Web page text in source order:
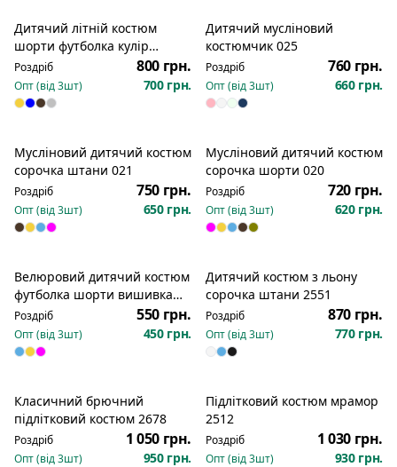
Дитячий літній костюм
шорти футболка кулір
Keeping it cool 022
Роздріб 800 грн.
Опт (від3шт) 700 грн.
Дитячий мусліновий
костюмчик 025
Роздріб 760 грн.
Опт (від3шт) 660 грн.
Мусліновий дитячий костюм
сорочка штани 021
Роздріб 750 грн.
Опт (від3шт) 650 грн.
Мусліновий дитячий костюм
сорочка шорти 020
Роздріб 720 грн.
Опт (від3шт) 620 грн.
Велюровий дитячий костюм
футболка шорти вишивка
0486
Роздріб 550 грн.
Опт (від3шт) 450 грн.
Дитячий костюм з льону
сорочка штани 2551
Роздріб 870 грн.
Опт (від3шт) 770 грн.
Класичний брючний
підлітковий костюм 2678
Роздріб 1 050 грн.
Опт (від3шт) 950 грн.
Підлітковий костюм мрамор
2512
Роздріб 1 030 грн.
Опт (від3шт) 930 грн.